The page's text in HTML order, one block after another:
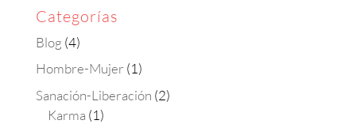
Categorías
Blog (4)
Hombre-Mujer (1)
Sanación-Liberación (2)
Karma (1)